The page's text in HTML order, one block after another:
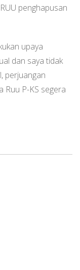
penghapusan
upaya
dan saya tidak
perjuangan
Ruu P-KS segera